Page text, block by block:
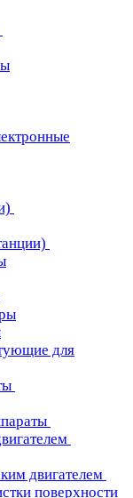
для
двигателем
поверхности